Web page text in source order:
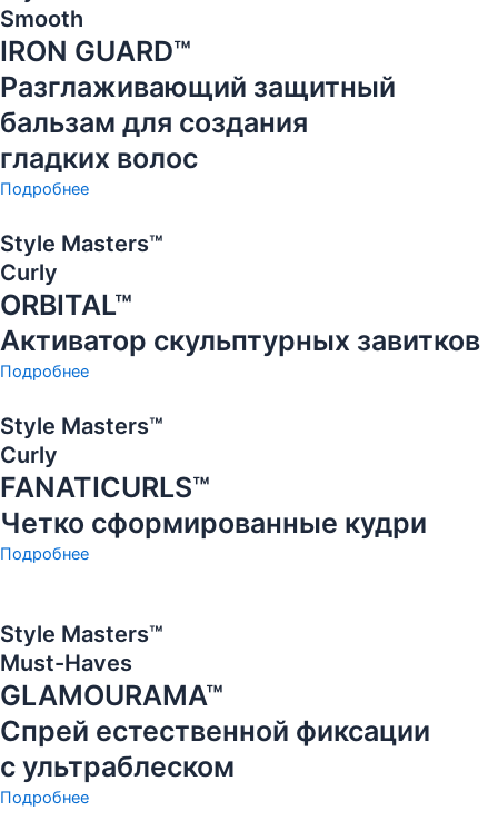
Smooth
IRON GUARD™
Разглаживающий защитный
бальзам для создания
гладких волос
Подробнее
Style Masters™
Curly
ORBITAL™
Активатор скульптурных завитков
Подробнее
Style Masters™
Curly
FANATICURLS™
Четко сформированные кудри
Подробнее
Style Masters™
Must-Haves
GLAMOURAMA™
Спрей естественной фиксации
с ультраблеском
Подробнее